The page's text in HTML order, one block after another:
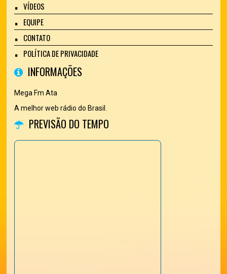
VÍDEOS
EQUIPE
CONTATO
POLÍTICA DE PRIVACIDADE
INFORMAÇÕES
Mega Fm Ata
A melhor web rádio do Brasil.
PREVISÃO DO TEMPO